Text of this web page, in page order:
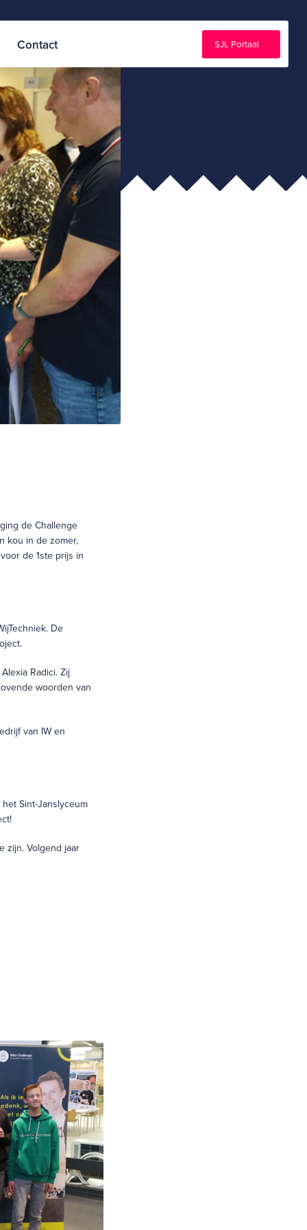
Contact SJL Portaal
de Challenge
kou in de zomer,
de 1ste prijs in
De
Radici. Zij
woorden van
van IW en
Sint-Janslyceum
zijn. Volgend jaar